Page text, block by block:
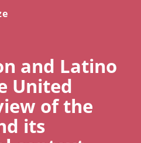
and Latino
United
of the
its